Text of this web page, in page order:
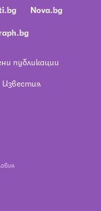
Nova.bg
публикации
Известия